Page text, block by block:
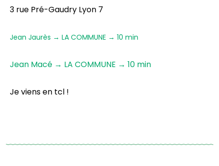
3 rue Pré-Gaudry Lyon 7
Jean Jaurès → LA COMMUNE → 10 min
Jean Macé → LA COMMUNE → 10 min
Je viens en tcl !